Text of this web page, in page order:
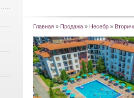
Главная » Продажа » Несебр »